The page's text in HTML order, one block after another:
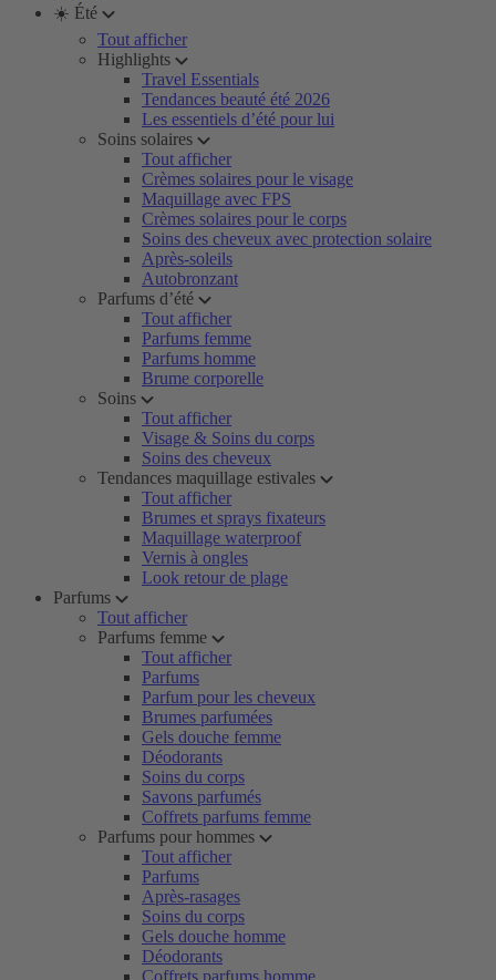
☀️ Été
Tout afficher
Highlights
Travel Essentials
Tendances beauté été 2026
Les essentiels d’été pour lui
Soins solaires
Tout afficher
Crèmes solaires pour le visage
Maquillage avec FPS
Crèmes solaires pour le corps
Soins des cheveux avec protection solaire
Après-soleils
Autobronzant
Parfums d’été
Tout afficher
Parfums femme
Parfums homme
Brume corporelle
Soins
Tout afficher
Visage & Soins du corps
Soins des cheveux
Tendances maquillage estivales
Tout afficher
Brumes et sprays fixateurs
Maquillage waterproof
Vernis à ongles
Look retour de plage
Parfums
Tout afficher
Parfums femme
Tout afficher
Parfums
Parfum pour les cheveux
Brumes parfumées
Gels douche femme
Déodorants
Soins du corps
Savons parfumés
Coffrets parfums femme
Parfums pour hommes
Tout afficher
Parfums
Après-rasages
Soins du corps
Gels douche homme
Déodorants
Coffrets parfums homme